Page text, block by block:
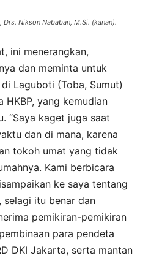
Nikson Nababan, M.Si. (kanan).
ini menerangkan,
dan meminta untuk
Laguboti (Toba, Sumut)
yang kemudian
“Saya kaget juga saat
dan di mana, karena
tokoh umat yang tidak
Kami berbicara
ke saya tentang
selagi itu benar dan
pemikiran-pemikiran
para pendeta
DKI Jakarta, serta mantan